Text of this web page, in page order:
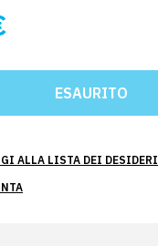
ALLA LISTA DEI DESIDERI